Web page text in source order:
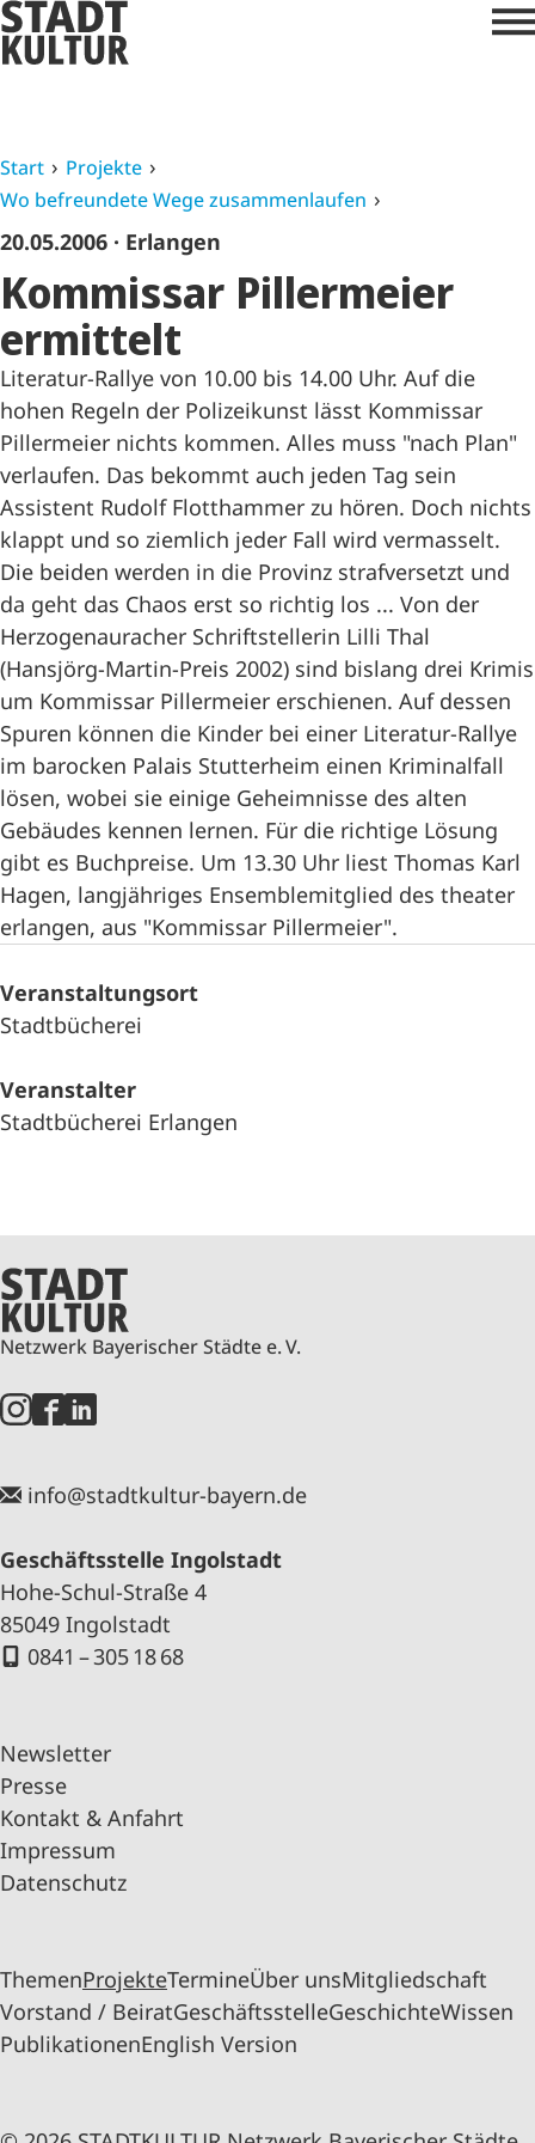
Start
Projekte
Wo befreundete Wege zusammenlaufen
20.05.2006 · Erlangen
Kommissar Pillermeier
ermittelt
Literatur-Rallye von 10.00 bis 14.00 Uhr. Auf die
hohen Regeln der Polizeikunst lässt Kommissar
Pillermeier nichts kommen. Alles muss "nach Plan"
verlaufen. Das bekommt auch jeden Tag sein
Assistent Rudolf Flotthammer zu hören. Doch nichts
klappt und so ziemlich jeder Fall wird vermasselt.
Die beiden werden in die Provinz strafversetzt und
da geht das Chaos erst so richtig los ... Von der
Herzogenauracher Schriftstellerin Lilli Thal
(Hansjörg-Martin-Preis 2002) sind bislang drei Krimis
um Kommissar Pillermeier erschienen. Auf dessen
Spuren können die Kinder bei einer Literatur-Rallye
im barocken Palais Stutterheim einen Kriminalfall
lösen, wobei sie einige Geheimnisse des alten
Gebäudes kennen lernen. Für die richtige Lösung
gibt es Buchpreise. Um 13.30 Uhr liest Thomas Karl
Hagen, langjähriges Ensemblemitglied des theater
erlangen, aus "Kommissar Pillermeier".
Veranstaltungsort
Stadtbücherei
Veranstalter
Stadtbücherei Erlangen
Netzwerk Bayerischer Städte e. V.
info@stadtkultur-bayern.de
Geschäftsstelle Ingolstadt
Hohe-Schul-Straße 4
85049 Ingolstadt
0841 – 305 18 68
Newsletter
Presse
Kontakt & Anfahrt
Impressum
Datenschutz
ThemenProjekteTermineÜber unsMitgliedschaft
Vorstand / BeiratGeschäftsstelleGeschichteWissen
PublikationenEnglish Version